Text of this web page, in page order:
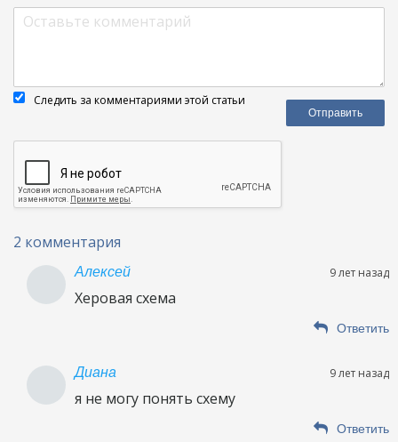
Следить за комментариями этой статьи
2 комментария
Алексей 9 лет назад
Херовая схема
Ответить
Диана 9 лет назад
я не могу понять схему
Ответить